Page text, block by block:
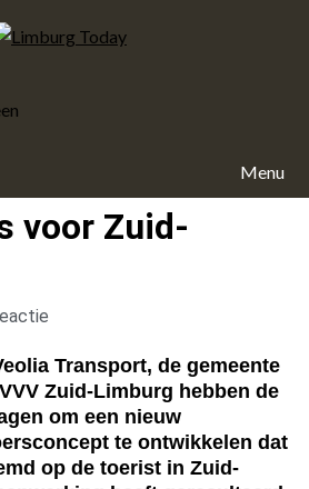
Menu
voor Zuid-
Transport, de gemeente
Zuid-Limburg hebben de
om een nieuw
te ontwikkelen dat
op de toerist in Zuid-